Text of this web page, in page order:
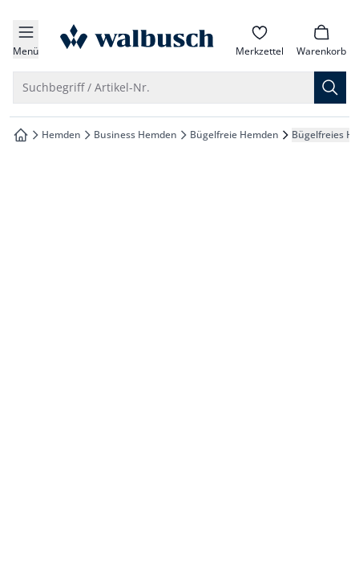
springen
springen
springen
springen
Menü zur Startseite Merkzettel Warenkorb
Suchbegriff / Artikel-Nr.
zur Startseite
Hemden Business Hemden Bügelfreie Hemden Bügelfreies